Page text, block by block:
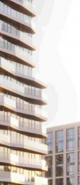
на карте
ОЧЕРЕДИ!
жилом
жилого дома -
на